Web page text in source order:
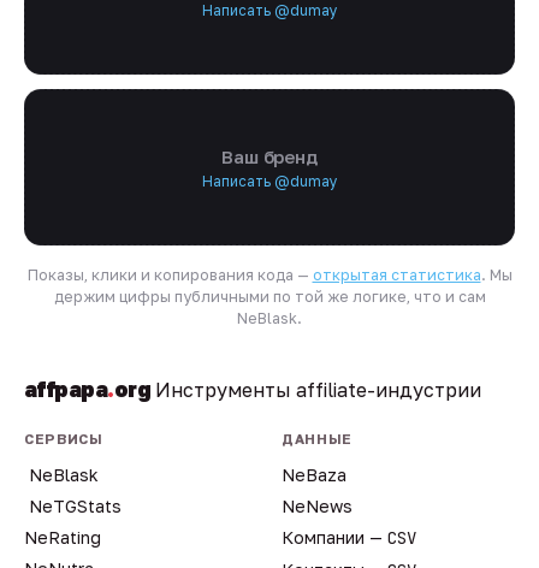
Написать @dumay
Ваш бренд
Написать @dumay
Показы, клики и копирования кода — открытая статистика. Мы
держим цифры публичными по той же логике, что и сам
NeBlask.
affpapa.org Инструменты affiliate-индустрии
СЕРВИСЫ
NeBlask
NeTGStats
NeRating
ДАННЫЕ
NeBaza
NeNews
Компании — CSV